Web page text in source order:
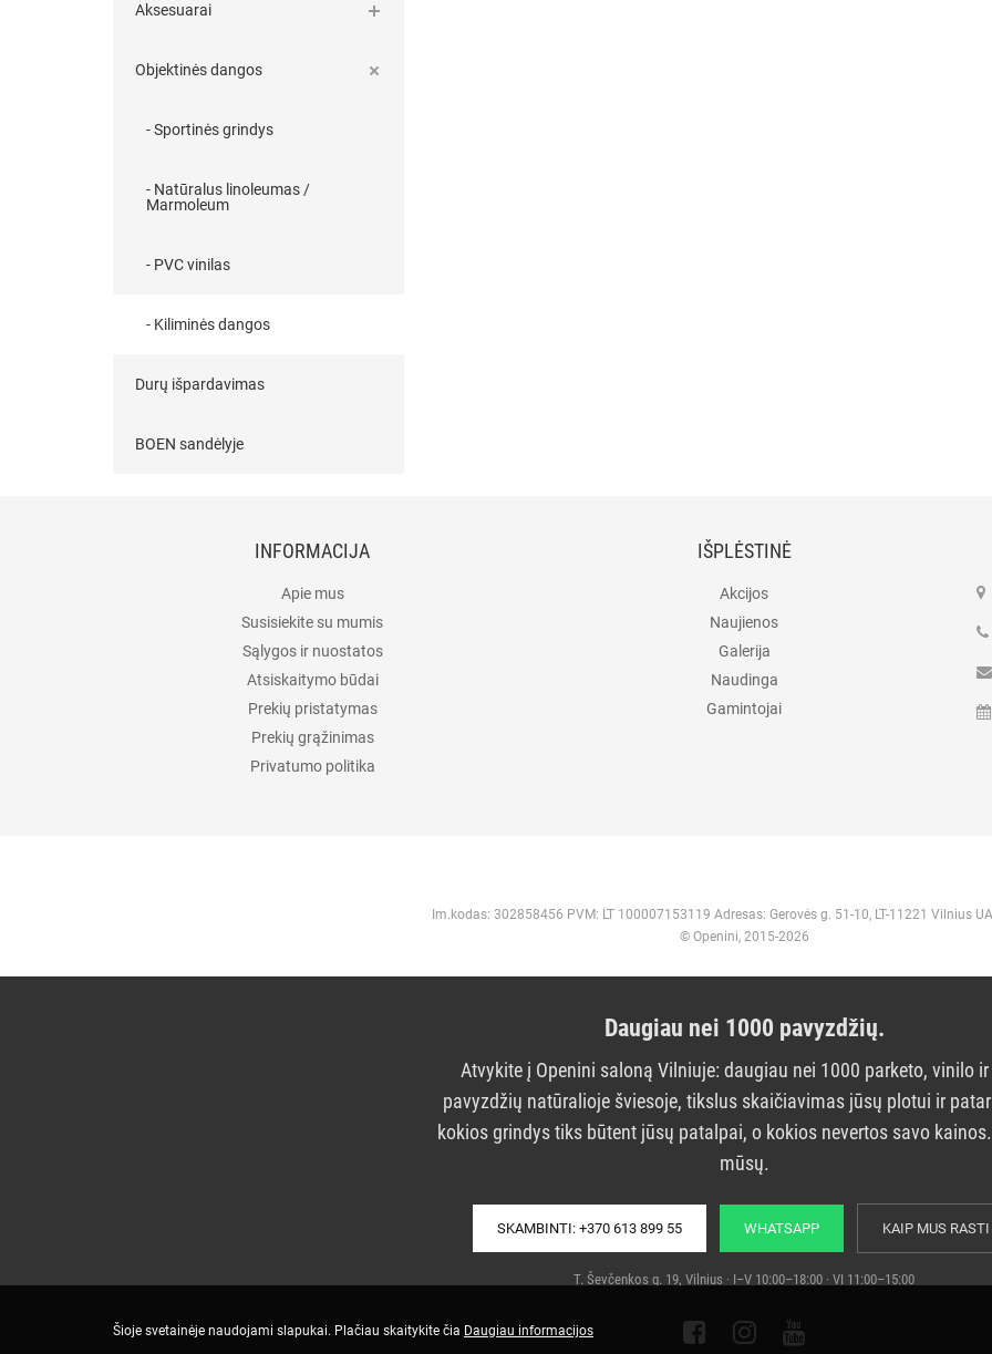
Aksesuarai
Objektinės dangos
- Sportinės grindys
- Natūralus linoleumas /
Marmoleum
- PVC vinilas
- Kiliminės dangos
Durų išpardavimas
BOEN sandėlyje
INFORMACIJA
Apie mus
Susisiekite su mumis
Sąlygos ir nuostatos
Atsiskaitymo būdai
Prekių pristatymas
Prekių grąžinimas
Privatumo politika
IŠPLĖSTINĖ
Akcijos
Naujienos
Galerija
Naudinga
Gamintojai
Im.kodas: 302858456 PVM: LT 100007153119 Adresas: Gerovės g. 51-10, LT-11221 Vilnius
© Openini, 2015-2026
Daugiau nei 1000 pavyzdžių.
Atvykite į Openini saloną Vilniuje: daugiau nei 1000 parketo, vinilo ir
pavyzdžių natūralioje šviesoje, tikslus skaičiavimas jūsų plotui ir
kokios grindys tiks būtent jūsų patalpai, o kokios nevertos savo
mūsų.
SKAMBINTI: +370 613 899 55 WHATSAPP KAIP MUS RASTI
T. Ševčenkos g. 19, Vilnius · I–V 10:00–18:00 · VI 11:00–15:00
Šioje svetainėje naudojami slapukai. Plačiau skaitykite čia Daugiau informacijos